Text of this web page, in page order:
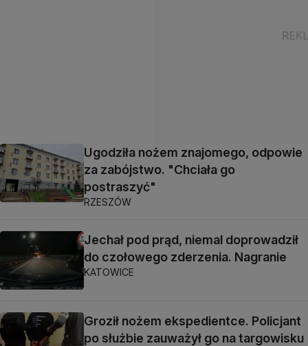
Ugodziła nożem znajomego, odpowie
za zabójstwo. "Chciała go
postraszyć"
RZESZÓW
Jechał pod prąd, niemal doprowadził
do czołowego zderzenia. Nagranie
KATOWICE
Groził nożem ekspedientce. Policjant
po służbie zauważył go na targowisku